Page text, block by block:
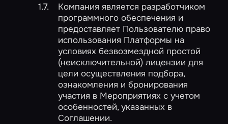
Компания является разработчиком
программного обеспечения и
предоставляет Пользователю право
использования Платформы на
условиях безвозмездной простой
(неисключительной) лицензии для
цели осуществления подбора,
ознакомления и бронирования
участия в Мероприятиях с учетом
особенностей, указанных в
Соглашении.